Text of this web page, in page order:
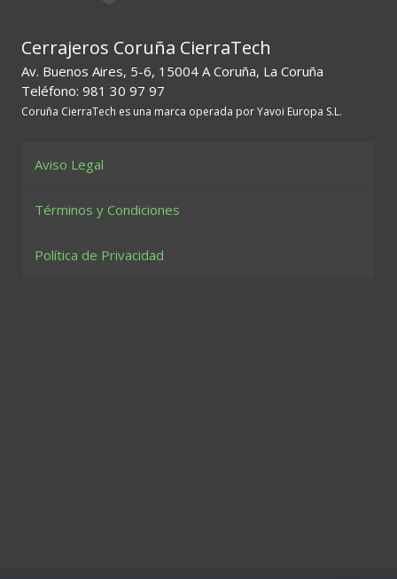
Cerrajeros Coruña CierraTech
Av. Buenos Aires, 5-6, 15004 A Coruña, La Coruña
Teléfono: 981 30 97 97
Coruña CierraTech es una marca operada por Yavoi Europa S.L.
Aviso Legal
Términos y Condiciones
Política de Privacidad